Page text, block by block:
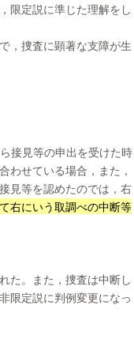
限定説に準じた理解をし
，捜査に顕著な支障が生
ら接見等の申出を受けた時
わせている場合，また，
見等を認めたのでは，右
右にいう取調べの中断等
た。また，捜査は中断し
限定説に判例変更になっ